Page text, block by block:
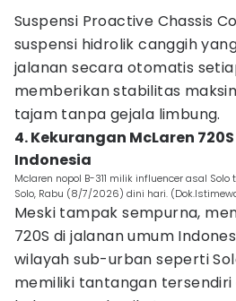
Suspensi Proactive Chassis
suspensi hidrolik canggih
jalanan secara otomatis
memberikan stabilitas
tajam tanpa gejala limbung.
4. Kekurangan McLaren
Indonesia
Mclaren nopol B-311 milik influencer asal
Solo, Rabu (8/7/2026) dini hari.
Meski tampak sempurna,
720S di jalanan umum
wilayah sub-urban seperti
memiliki tantangan